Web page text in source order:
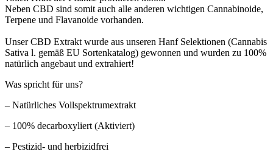
Neben CBD sind somit auch alle anderen wichtigen Cannabinoide,
Terpene und Flavanoide vorhanden.
Unser CBD Extrakt wurde aus unseren Hanf Selektionen (Cannabis
Sativa l. gemäß EU Sortenkatalog) gewonnen und wurden zu 100%
natürlich angebaut und extrahiert!
Was spricht für uns?
– Natürliches Vollspektrumextrakt
– 100% decarboxyliert (Aktiviert)
– Pestizid- und herbizidfrei